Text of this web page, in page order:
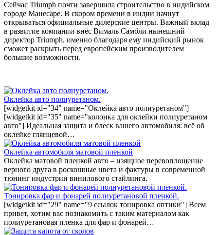
Сейчас Triumph почти завершила строительство в индийском
городе Манесаре. В скором времени в индии начнут
открываться официальные дилерские центры. Важный вклад
в развитие компании внёс Вималь Самбли нынешний
директор Triumph, именно благодаря ему индийский рынок
сможет раскрыть перед европейским производителем
большие возможности.
Оклейка авто полиуретаном.
[widgetkit id="34" name="Оклейка авто полиуретаном"]
[widgetkit id="35" name="колонка для оклейки полиуретаном
авто"] Идеальная защита и блеск вашего автомобиля: всё об
оклейке глянцевой…
Оклейка автомобиля матовой пленкой
Оклейка матовой пленкой авто – изящное перевоплощение
верного друга в роскошные цвета и фактуры в современной
тюнинг индустрии винилового стайлинга.
Тонировка фар и фонарей полиуретановой пленкой.
[widgetkit id="29" name="9 ссылок тонировка оптики"] Всем
привет, хотим вас познакомить с таким материалом как
полиуретановая пленка для фар и фонарей…